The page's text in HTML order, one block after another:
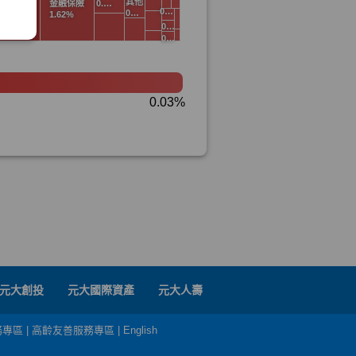
元大創投 元大國際資產 元大人壽
區 高齡友善服務專區 English